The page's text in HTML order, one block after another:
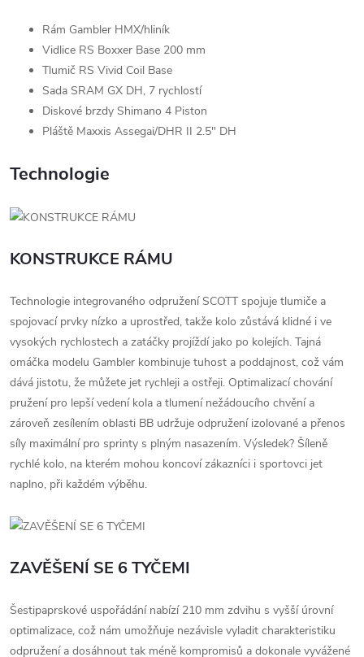
Rám Gambler HMX/hliník
Vidlice RS Boxxer Base 200 mm
Tlumič RS Vivid Coil Base
Sada SRAM GX DH, 7 rychlostí
Diskové brzdy Shimano 4 Piston
Pláště Maxxis Assegai/DHR II 2.5" DH
Technologie
KONSTRUKCE RÁMU
Technologie integrovaného odpružení SCOTT spojuje tlumiče a
spojovací prvky nízko a uprostřed, takže kolo zůstává klidné i ve
vysokých rychlostech a zatáčky projíždí jako po kolejích. Tajná
omáčka modelu Gambler kombinuje tuhost a poddajnost, což vám
dává jistotu, že můžete jet rychleji a ostřeji. Optimalizací chování
pružení pro lepší vedení kola a tlumení nežádoucího chvění a
zároveň zesílením oblasti BB udržuje odpružení izolované a přenos
síly maximální pro sprinty s plným nasazením. Výsledek? Šíleně
rychlé kolo, na kterém mohou koncoví zákazníci i sportovci jet
naplno, při každém výběhu.
ZAVĚŠENÍ SE 6 TYČEMI
Šestipaprskové uspořádání nabízí 210 mm zdvihu s vyšší úrovní
optimalizace, což nám umožňuje nezávisle vyladit charakteristiku
odpružení a dosáhnout tak méně kompromisů a dokonale vyvážené